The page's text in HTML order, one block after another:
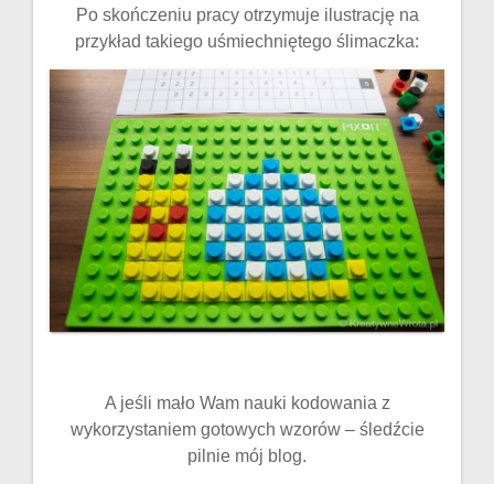
Po skończeniu pracy otrzymuje ilustrację na
przykład takiego uśmiechniętego ślimaczka:
A jeśli mało Wam nauki kodowania z
wykorzystaniem gotowych wzorów – śledźcie
pilnie mój blog.